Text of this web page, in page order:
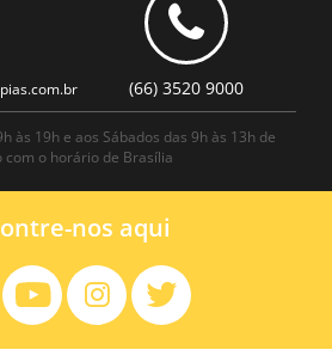
(66) 3520 9000
às 19h e aos Sábados das 9h às 13h de
com o horário de Brasília
nos aqui